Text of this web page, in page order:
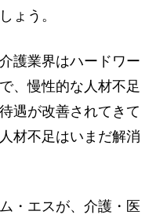
ょう。
護業界はハードワー
、慢性的な人材不足
遇が改善されてきて
材不足はいまだ解消
・エスが、介護・医